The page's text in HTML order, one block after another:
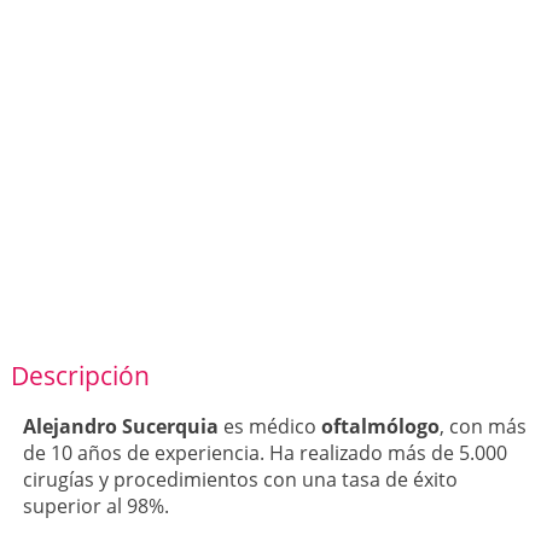
Descripción
Alejandro Sucerquia es médico oftalmólogo, con más
de 10 años de experiencia. Ha realizado más de 5.000
cirugías y procedimientos con una tasa de éxito
superior al 98%.